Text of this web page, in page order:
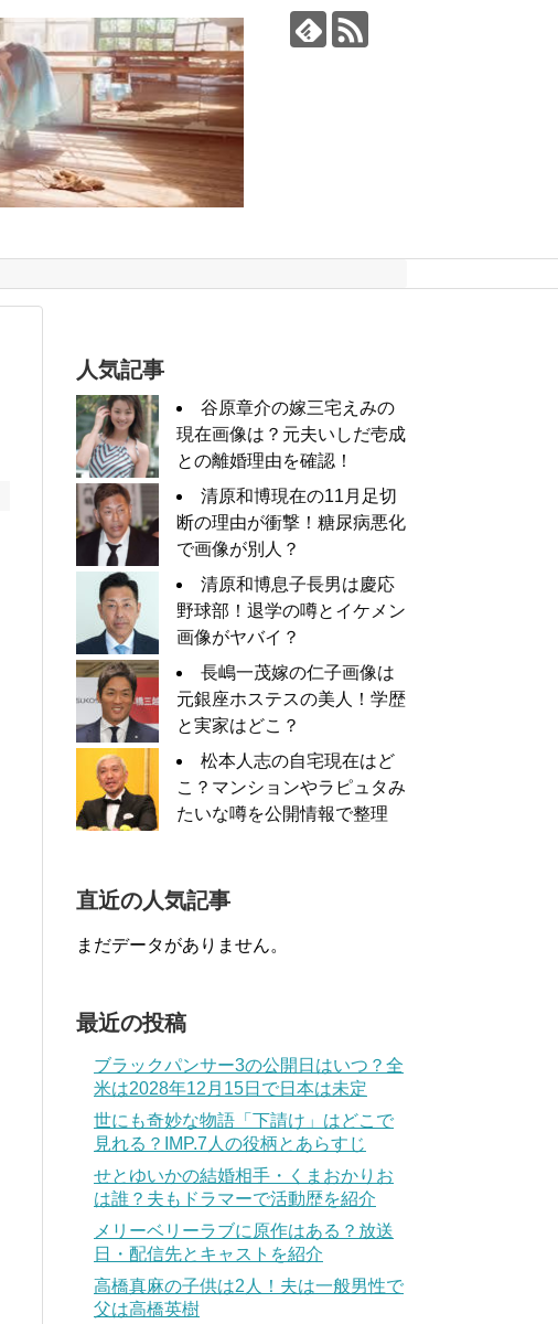
人気記事
谷原章介の嫁三宅えみの
現在画像は？元夫いしだ壱成
との離婚理由を確認！
清原和博現在の11月足切
断の理由が衝撃！糖尿病悪化
で画像が別人？
清原和博息子長男は慶応
野球部！退学の噂とイケメン
画像がヤバイ？
長嶋一茂嫁の仁子画像は
元銀座ホステスの美人！学歴
と実家はどこ？
松本人志の自宅現在はど
こ？マンションやラピュタみ
たいな噂を公開情報で整理
直近の人気記事
まだデータがありません。
最近の投稿
ブラックパンサー3の公開日はいつ？全
米は2028年12月15日で日本は未定
世にも奇妙な物語「下請け」はどこで
見れる？IMP.7人の役柄とあらすじ
せとゆいかの結婚相手・くまおかりお
は誰？夫もドラマーで活動歴を紹介
メリーベリーラブに原作はある？放送
日・配信先とキャストを紹介
高橋真麻の子供は2人！夫は一般男性で
父は高橋英樹